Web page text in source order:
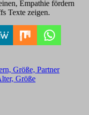
Empathie fördern
Texte zeigen.
Größe, Partner
Größe